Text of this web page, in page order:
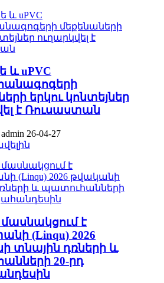
և uPVC
երկու կոնտեյներ
է Ռուսաստան
26-04-27
մասնակցում է
(Linqu) 2026
տնային դռների և
20-րդ